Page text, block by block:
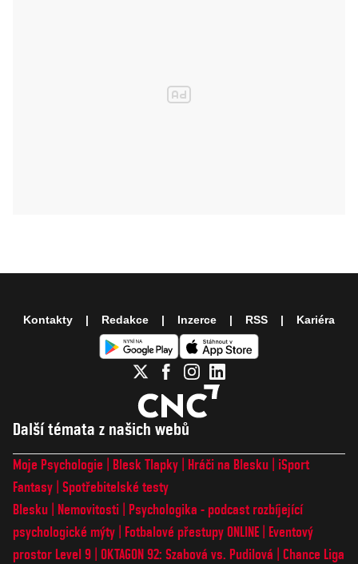
Další témata z našich webů
Moje Psychologie Blesk Tlapky Hráči na Blesku
iSport
Fantasy Spotřebitelské testy
Blesku
Nemovitosti
Psychologika - podcast rozbíjející
psychologické mýty
Fotbalové přestupy ONLINE
Eventový
prostor Level 9 OKTAGON 92: Szabová vs. Pudilová
Chance Liga
Kontakty Redakce Inzerce RSS Kariéra